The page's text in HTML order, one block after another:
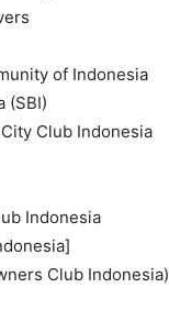
of Indonesia
(SBI)
Club Indonesia
Indonesia
Club Indonesia)